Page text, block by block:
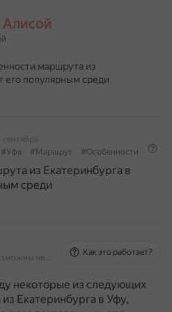
Алисой
маршрута из
его популярным среди
сентября
#Уфа #Маршрут #Особенности
из Екатеринбурга в
среди
На основе источников, возможны неточности
Как это работает?
некоторые из следующих
Екатеринбурга в Уфу,